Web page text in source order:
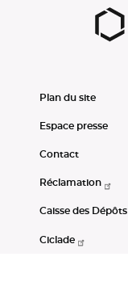
Plan du site
Espace presse
Contact
Réclamation
Caisse des Dépôts
Ciclade